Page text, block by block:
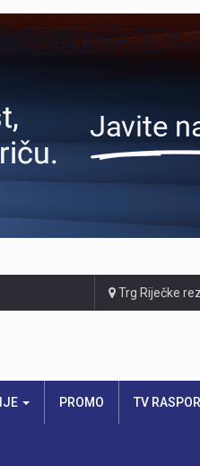
Trg Riječke
PROMO TV